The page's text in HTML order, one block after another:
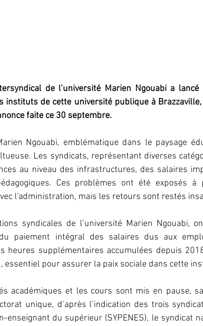
de l’université Marien Ngouabi a
instituts de cette université publique à
faite ce 30 septembre.
Ngouabi, emblématique dans le paysage
Les syndicats, représentant diverses
au niveau des infrastructures, des salaires
Ces problèmes ont été exposés
l'administration, mais les retours sont restés
syndicales de l’université Marien Ngouabi,
paiement intégral des salaires dus aux
heures supplémentaires accumulées depuis
essentiel pour assurer la paix sociale dans cette
académiques et les cours sont mis en pause,
unique, d’après l’indication des trois
enseignant du supérieur (SYPENES), le syndicat